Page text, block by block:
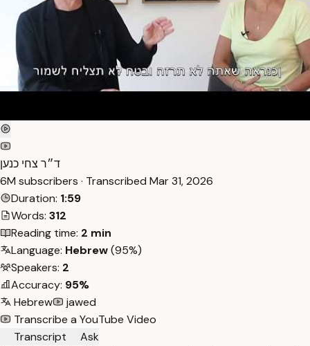
ד״ר צחי כנען
6M subscribers · Transcribed Mar 31, 2026
Duration: 1:59
Words: 312
Reading time: 2 min
Language: Hebrew(95%)
Speakers: 2
Accuracy: 95%
Hebrew
jawed
Transcribe a YouTube Video
Transcript
Ask